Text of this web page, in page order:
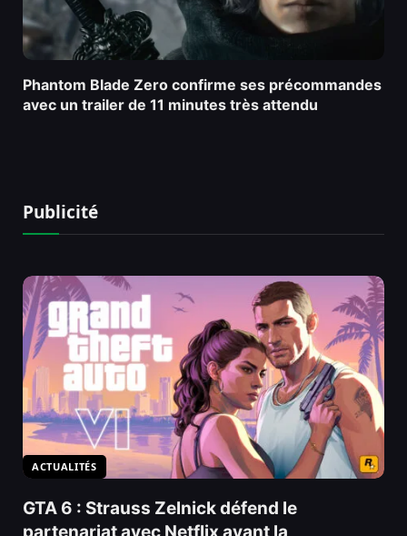
Phantom Blade Zero confirme ses précommandes
avec un trailer de 11 minutes très attendu
Publicité
ACTUALITÉS
GTA 6 : Strauss Zelnick défend le